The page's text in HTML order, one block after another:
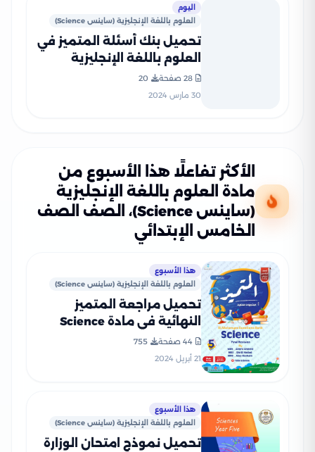
اليوم
العلوم باللغة الإنجليزية (ساينس Science)
تحميل بنك أسئلة المتميز في
العلوم باللغة الإنجليزية
(ساينس) لشهر مارس للصف
الخامس الابتدائي مع إجاباته
28 صفحة
20
30 مارس 2024
الأكثر تفاعلًا هذا الأسبوع من
مادة العلوم باللغة الإنجليزية
(ساينس Science)، الصف الصف
الخامس الإبتدائي
هذا الأسبوع
العلوم باللغة الإنجليزية (ساينس Science)
تحميل مراجعة المتميز
النهائية في مادة Science
الصف الخامس الابتدائي ترم
ثاني (بنك أسئلة شامل)
44 صفحة
755
21 أبريل 2024
هذا الأسبوع
العلوم باللغة الإنجليزية (ساينس Science)
تحميل نموذج امتحان الوزارة